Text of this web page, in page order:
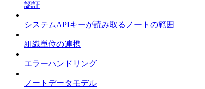
認証
システムAPIキーが読み取るノートの範囲
組織単位の連携
エラーハンドリング
ノートデータモデル